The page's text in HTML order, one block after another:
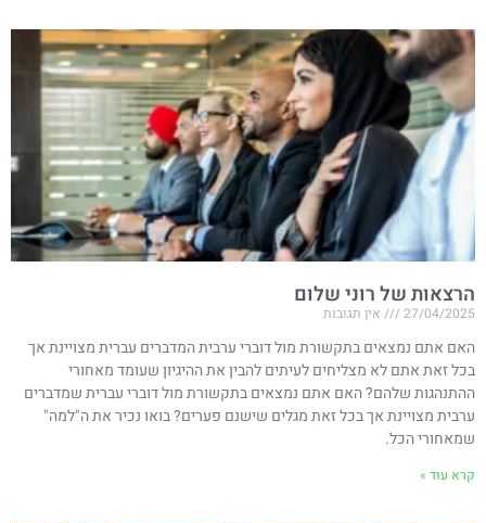
הרצאות של רוני שלום
27/04/2025 אין תגובות
האם אתם נמצאים בתקשורת מול דוברי ערבית המדברים עברית מצויינת אך
בכל זאת אתם לא מצליחים לעיתים להבין את ההיגיון שעומד מאחורי
ההתנהגות שלהם? האם אתם נמצאים בתקשורת מול דוברי עברית שמדברים
ערבית מצויינת אך בכל זאת מגלים שישנם פערים? בואו נכיר את ה"למה"
שמאחורי הכל.
קרא עוד »